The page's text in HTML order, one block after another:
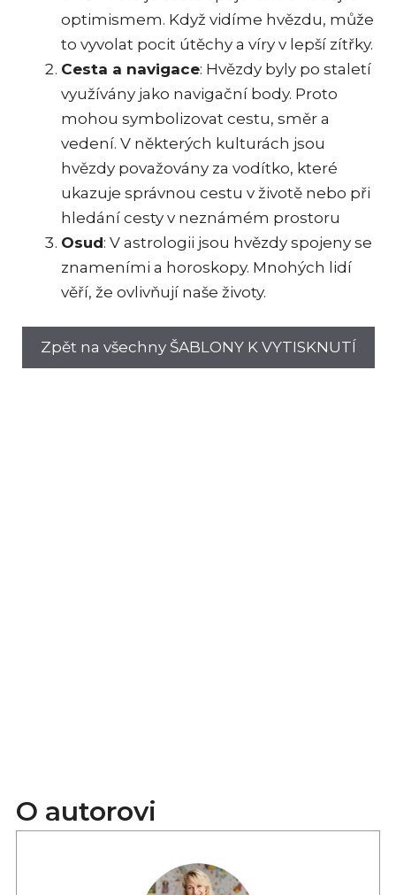
optimismem. Když vidíme hvězdu, může
to vyvolat pocit útěchy a víry v lepší zítřky.
Cesta a navigace: Hvězdy byly po staletí
využívány jako navigační body. Proto
mohou symbolizovat cestu, směr a
vedení. V některých kulturách jsou
hvězdy považovány za vodítko, které
ukazuje správnou cestu v životě nebo při
hledání cesty v neznámém prostoru
Osud: V astrologii jsou hvězdy spojeny se
znameními a horoskopy. Mnohých lidí
věří, že ovlivňují naše životy.
Zpět na všechny ŠABLONY K VYTISKNUTÍ
O autorovi